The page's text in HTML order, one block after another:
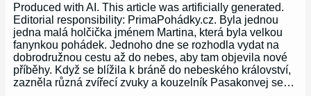
Produced with AI. This article was artificially generated.
Editorial responsibility: PrimaPohádky.cz. Byla jednou
jedna malá holčička jménem Martina, která byla velkou
fanynkou pohádek. Jednoho dne se rozhodla vydat na
dobrodružnou cestu až do nebes, aby tam objevila nové
příběhy. Když se blížila k bráně do nebeského království,
zazněla různá zvířecí zvuky a kouzelník Pasakonvej se…